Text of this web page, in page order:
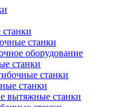
станки
оборудование
станки
станки
станки
вытяжные станки